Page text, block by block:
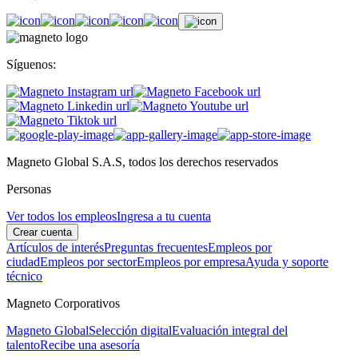
Síguenos:
Magneto Global S.A.S, todos los derechos reservados
Personas
Ver todos los empleosIngresa a tu cuenta
Crear cuenta
Artículos de interésPreguntas frecuentesEmpleos por
ciudadEmpleos por sectorEmpleos por empresaAyuda y soporte
técnico
Magneto Corporativos
Magneto GlobalSelección digitalEvaluación integral del
talentoRecibe una asesoría